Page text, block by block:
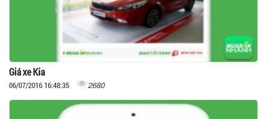
Giá xe Kia
06/07/2016 16:48:35 2680